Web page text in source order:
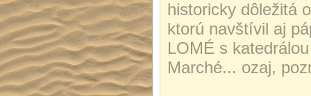
historicky dôležitá
ktorú navštívil aj
LOMÉ s
Marché... ozaj,